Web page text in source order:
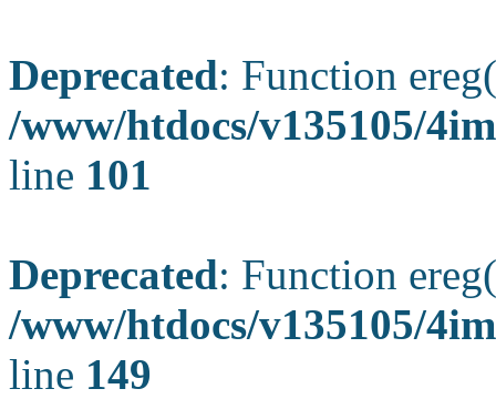
Deprecated: Function
/www/htdocs/v135105/
line 101
Deprecated: Function
/www/htdocs/v135105/
line 149